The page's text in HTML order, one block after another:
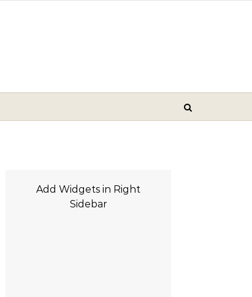
Add Widgets in Right
Sidebar